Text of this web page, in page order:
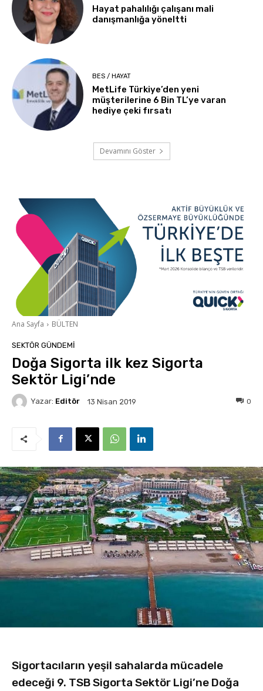
Hayat pahalılığı çalışanı mali
danışmanlığa yöneltti
BES / HAYAT
MetLife Türkiye’den yeni
müşterilerine 6 Bin TL’ye varan
hediye çeki fırsatı
Devamını Göster